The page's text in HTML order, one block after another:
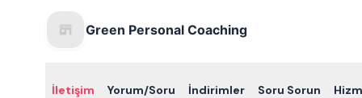
Green Personal Coaching
İletişim Yorum/Soru İndirimler Soru Sorun